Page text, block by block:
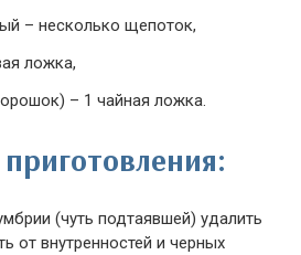
– несколько щепоток,
ложка,
– 1 чайная ложка.
(чуть подтаявшей) удалить
от внутренностей и черных